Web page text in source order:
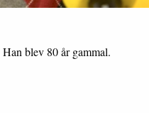
blev 80 år gammal.